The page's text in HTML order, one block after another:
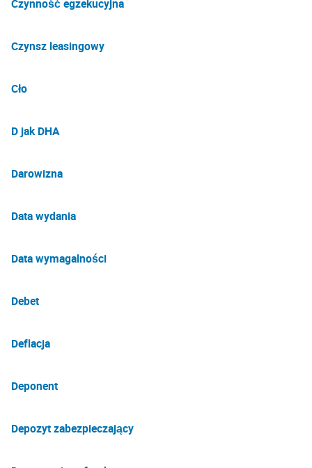
Czynność egzekucyjna
Czynsz leasingowy
Cło
D jak DHA
Darowizna
Data wydania
Data wymagalności
Debet
Deflacja
Deponent
Depozyt zabezpieczający